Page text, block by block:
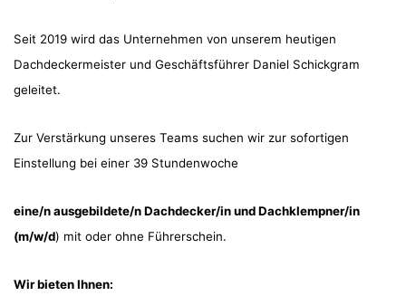
Seit 2019 wird das Unternehmen von unserem heutigen
Dachdeckermeister und Geschäftsführer Daniel Schickgram
geleitet.
Zur Verstärkung unseres Teams suchen wir zur sofortigen
Einstellung bei einer 39 Stundenwoche
eine/n ausgebildete/n Dachdecker/in und Dachklempner/in
(m/w/d) mit oder ohne Führerschein.
Wir bieten Ihnen: